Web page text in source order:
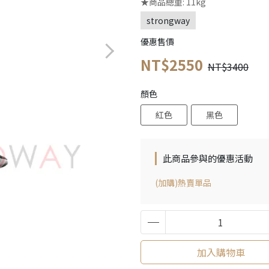
strongway
優惠售價
NT$2550 NT$3400
顏色
紅色
黑色
此商品參與的優惠活動
(加購)熱賣單品
加入購物車